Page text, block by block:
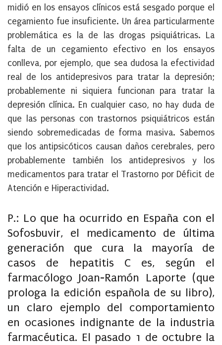
midió en los ensayos clínicos está sesgado porque el
cegamiento fue insuficiente. Un área particularmente
problemática es la de las drogas psiquiátricas. La
falta de un cegamiento efectivo en los ensayos
conlleva, por ejemplo, que sea dudosa la efectividad
real de los antidepresivos para tratar la depresión;
probablemente ni siquiera funcionan para tratar la
depresión clínica. En cualquier caso, no hay duda de
que las personas con trastornos psiquiátricos están
siendo sobremedicadas de forma masiva. Sabemos
que los antipsicóticos causan daños cerebrales, pero
probablemente también los antidepresivos y los
medicamentos para tratar el Trastorno por Déficit de
Atención e Hiperactividad.
P.: Lo que ha ocurrido en España con el
Sofosbuvir, el medicamento de última
generación que cura la mayoría de
casos de hepatitis C es, según el
farmacólogo Joan-Ramón Laporte (que
prologa la edición española de su libro),
un claro ejemplo del comportamiento
en ocasiones indignante de la industria
farmacéutica. El pasado 1 de octubre la